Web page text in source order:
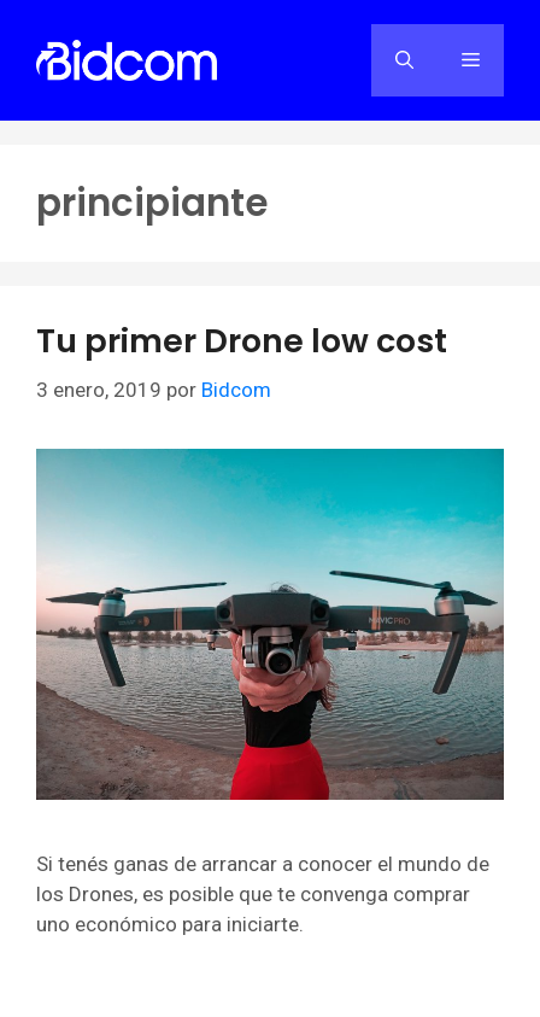
contenido
Menú
principiante
Tu primer Drone low cost
3 enero, 2019 por Bidcom
Si tenés ganas de arrancar a conocer el mundo de
los Drones, es posible que te convenga comprar
uno económico para iniciarte.